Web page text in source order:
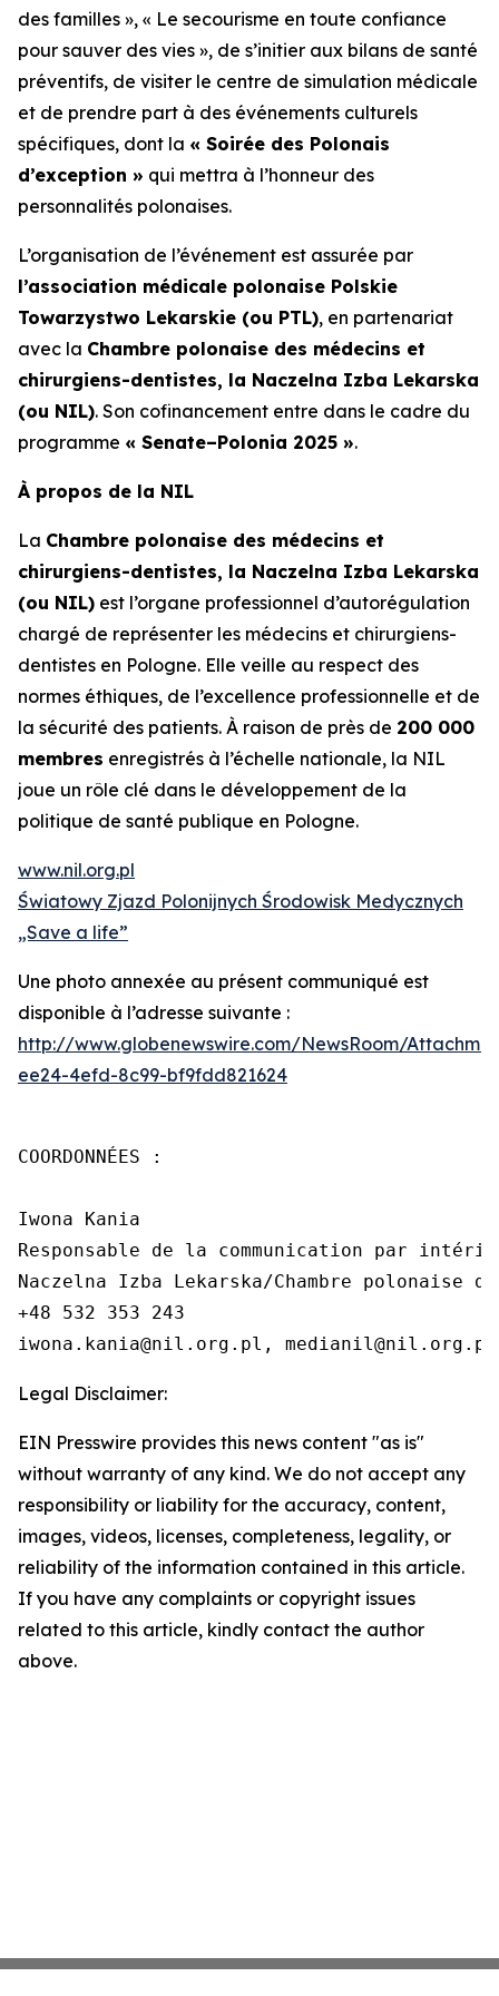
des familles », « Le secourisme en toute confiance
pour sauver des vies », de s’initier aux bilans de santé
préventifs, de visiter le centre de simulation médicale
et de prendre part à des événements culturels
spécifiques, dont la « Soirée des Polonais
d’exception » qui mettra à l’honneur des
personnalités polonaises.
L’organisation de l’événement est assurée par
l’association médicale polonaise Polskie
Towarzystwo Lekarskie (ou PTL), en partenariat
avec la Chambre polonaise des médecins et
chirurgiens-dentistes, la Naczelna Izba Lekarska
(ou NIL). Son cofinancement entre dans le cadre du
programme « Senate–Polonia 2025 ».
À propos de la NIL
La Chambre polonaise des médecins et
chirurgiens-dentistes, la Naczelna Izba Lekarska
(ou NIL) est l’organe professionnel d’autorégulation
chargé de représenter les médecins et chirurgiens-
dentistes en Pologne. Elle veille au respect des
normes éthiques, de l’excellence professionnelle et de
la sécurité des patients. À raison de près de 200 000
membres enregistrés à l’échelle nationale, la NIL
joue un rôle clé dans le développement de la
politique de santé publique en Pologne.
www.nil.org.pl
Światowy Zjazd Polonijnych Środowisk Medycznych
„Save a life”
Une photo annexée au présent communiqué est
disponible à l’adresse suivante :
http://www.globenewswire.com/NewsRoom/
ee24-4efd-8c99-bf9fdd821624
COORDONNÉES :
Iwona Kania
Responsable de la communication par intérim
Naczelna Izba Lekarska/Chambre polonaise
+48 532 353 243
iwona.kania@nil.org.pl, medianil@nil.org.pl
Legal Disclaimer:
EIN Presswire provides this news content "as is"
without warranty of any kind. We do not accept any
responsibility or liability for the accuracy, content,
images, videos, licenses, completeness, legality, or
reliability of the information contained in this article.
If you have any complaints or copyright issues
related to this article, kindly contact the author
above.